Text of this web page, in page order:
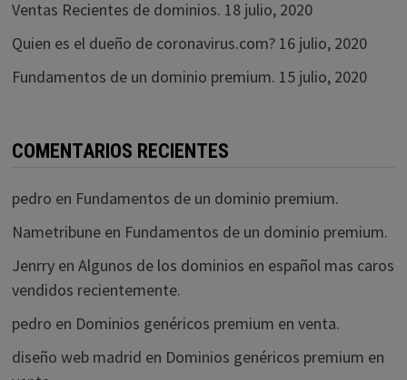
Ventas Recientes de dominios. 18 julio, 2020
Quien es el dueño de coronavirus.com? 16 julio, 2020
Fundamentos de un dominio premium. 15 julio, 2020
COMENTARIOS RECIENTES
pedro en Fundamentos de un dominio premium.
Nametribuneen Fundamentos de un dominio premium.
Jenrryen Algunos de los dominios en español mas caros
vendidos recientemente.
pedro en Dominios genéricos premium en venta.
diseño web madrid en Dominios genéricos premium en